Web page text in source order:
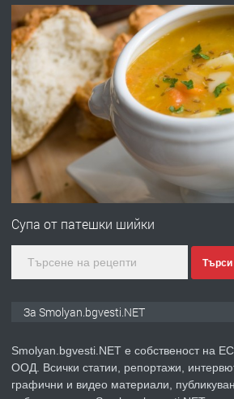
ПРЕДЛАГА
УДЪЛЖАВАНЕ НА
ЖИВОТ И
НЕГОВОТО
ПРЕДЛАГА Имот в Северна
Супа от патешки шийки
Търси
За Smolyan.bgvesti.NET
Smolyan.bgvesti.NET е собственост
ООД. Всички статии, репортажи,
графични и видео материали,